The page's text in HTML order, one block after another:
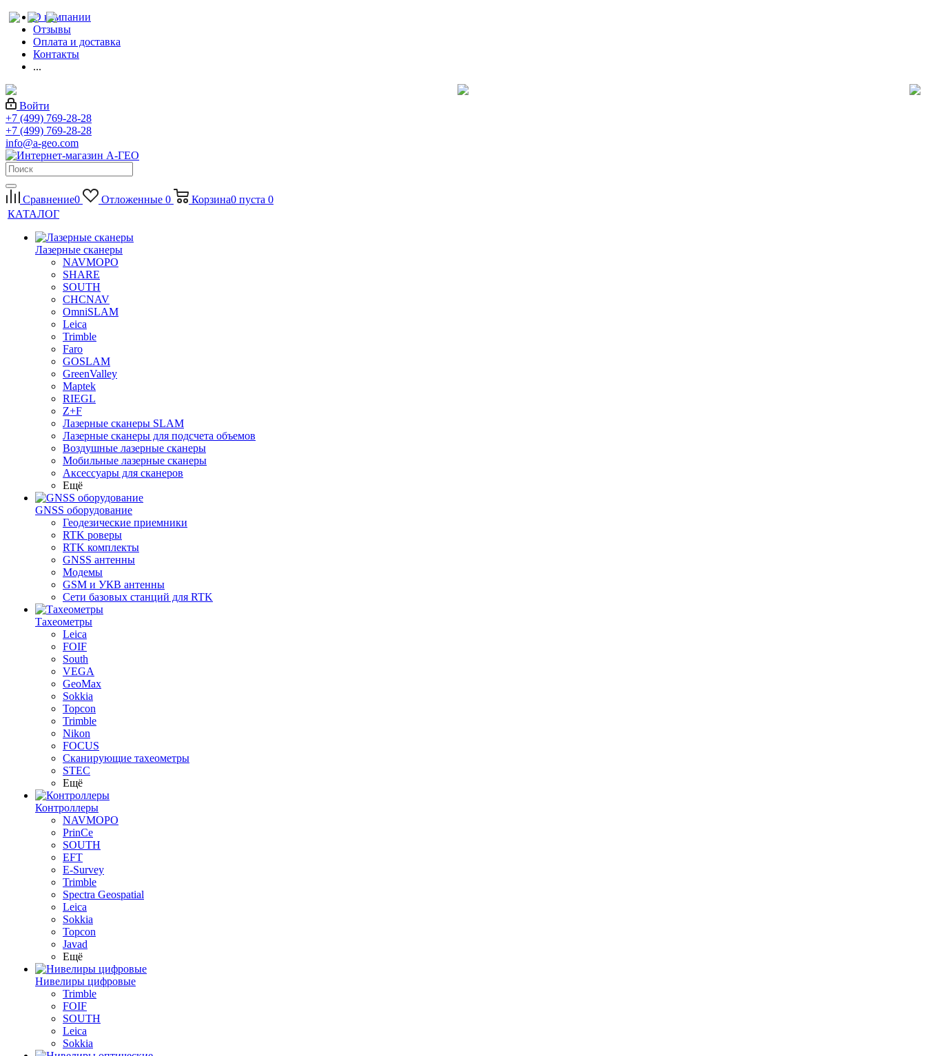
О компании
Отзывы
Оплата и доставка
Контакты
...
Войти
+7 (499) 769-28-28
+7 (499) 769-28-28
info@a-geo.com
Сравнение0 Отложенные 0 Корзина0 пуста 0
КАТАЛОГ
Лазерные сканеры
NAVMOPO
SHARE
SOUTH
CHCNAV
OmniSLAM
Leica
Trimble
Faro
GOSLAM
GreenValley
Maptek
RIEGL
Z+F
Лазерные сканеры SLAM
Лазерные сканеры для подсчета объемов
Воздушные лазерные сканеры
Мобильные лазерные сканеры
Аксессуары для сканеров
Ещё
GNSS оборудование
Геодезические приемники
RTK роверы
RTK комплекты
GNSS антенны
Модемы
GSM и УКВ антенны
Сети базовых станций для RTK
Тахеометры
Leica
FOIF
South
VEGA
GeoMax
Sokkia
Topcon
Trimble
Nikon
FOCUS
Сканирующие тахеометры
STEC
Ещё
Контроллеры
NAVMOPO
PrinCe
SOUTH
EFT
E-Survey
Trimble
Spectra Geospatial
Leica
Sokkia
Topcon
Javad
Ещё
Нивелиры цифровые
Trimble
FOIF
SOUTH
Leica
Sokkia